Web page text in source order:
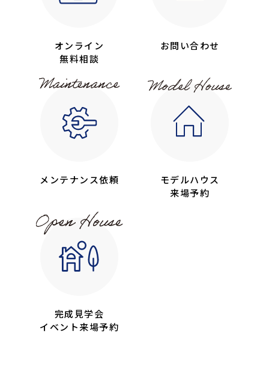
オンライン
無料相談
お問い合わせ
メンテナンス依頼
モデルハウス
来場予約
完成見学会
イベント来場予約